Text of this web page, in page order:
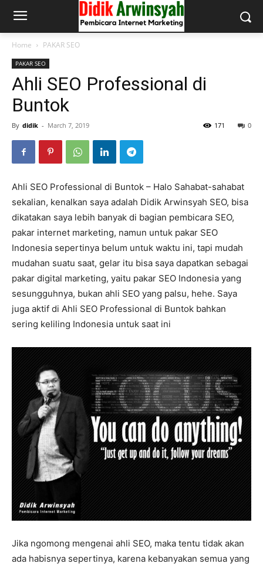
Home PAKAR SEO
PAKAR SEO
Ahli SEO Professional di
Buntok
By didik - March 7, 2019 0
171
Ahli SEO Professional di Buntok – Halo Sahabat-sahabat
sekalian, kenalkan saya adalah Didik Arwinsyah SEO, bisa
dikatakan saya lebih banyak di bagian pembicara SEO,
pakar internet marketing, namun untuk pakar SEO
Indonesia sepertinya belum untuk waktu ini, tapi mudah
mudahan suatu saat, gelar itu bisa saya dapatkan sebagai
pakar digital marketing, yaitu pakar SEO Indonesia yang
sesungguhnya, bukan ahli SEO yang palsu, hehe. Saya
juga aktif di Ahli SEO Professional di Buntok bahkan
sering keliling Indonesia untuk saat ini
Jika ngomong mengenai ahli SEO, maka tentu tidak akan
ada habisnya sepertinya, karena kebanyakan semua yang